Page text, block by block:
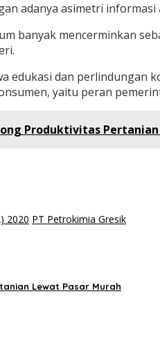
adanya asimetri
banyak mencerminkan
edukasi dan
yaitu peran
Produktivitas
2020 PT Petrokimia Gresik
Lewat Pasar Murah